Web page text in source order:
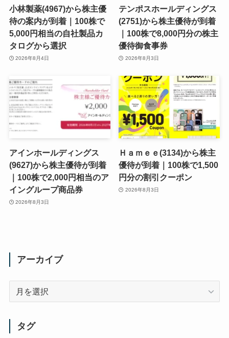
小林製薬(4967)から株主優
待の案内が到着｜100株で
5,000円相当の自社製品カ
タログから選択
2026年8月4日
テンポスホールディングス
(2751)から株主優待が到着
｜100株で8,000円分の株主
優待御食事券
2026年8月3日
アインホールディングス
(9627)から株主優待が到着
｜100株で2,000円相当のア
イングループ商品券
2026年8月3日
Ｈａｍｅｅ(3134)から株主
優待が到着｜100株で1,500
円分の割引クーポン
2026年8月3日
アーカイブ
タグ